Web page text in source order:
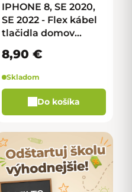
IPHONE 8, SE 2020,
SE 2022 - Flex kábel
tlačidla domov
8,90 €
Skladom
Do košíka